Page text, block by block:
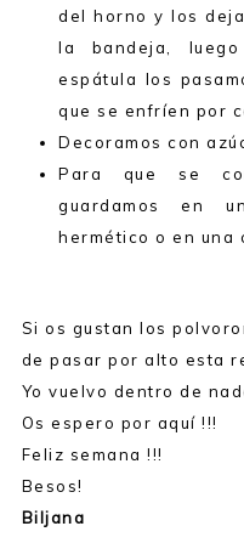
del horno y los
la bandeja,
espátula los
que se enfríen por
Decoramos con
Para que se
guardamos en
hermético o en una
Si os gustan los
de pasar por alto esta
Yo vuelvo dentro de
Os espero por aquí !!!
Feliz semana !!!
Besos!
Biljana